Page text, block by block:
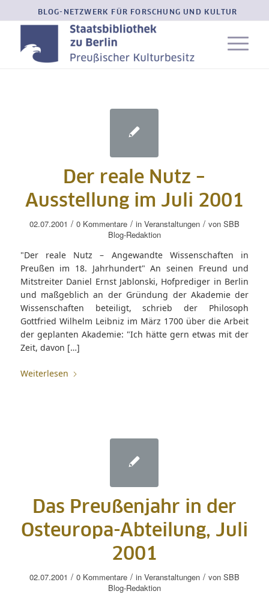
BLOG-NETZWERK FÜR FORSCHUNG UND KULTUR
Der reale Nutz –
Ausstellung im Juli 2001
02.07.2001 / 0 Kommentare / in Veranstaltungen / von SBB
Blog-Redaktion
"Der reale Nutz – Angewandte Wissenschaften in
Preußen im 18. Jahrhundert" An seinen Freund und
Mitstreiter Daniel Ernst Jablonski, Hofprediger in Berlin
und maßgeblich an der Gründung der Akademie der
Wissenschaften beteiligt, schrieb der Philosoph
Gottfried Wilhelm Leibniz im März 1700 über die Arbeit
der geplanten Akademie: "Ich hätte gern etwas mit der
Zeit, davon […]
Weiterlesen
Das Preußenjahr in der
Osteuropa-Abteilung, Juli
2001
02.07.2001 / 0 Kommentare / in Veranstaltungen / von SBB
Blog-Redaktion